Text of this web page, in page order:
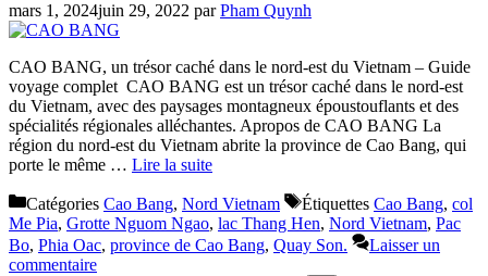
mars 1, 2024juin 29, 2022 parPham Quynh
CAO BANG, un trésor caché dans le nord-est du Vietnam – Guide
voyage complet CAO BANG est un trésor caché dans le nord-est
du Vietnam, avec des paysages montagneux époustouflants et des
spécialités régionales alléchantes. Apropos de CAO BANG La
région du nord-est du Vietnam abrite la province de Cao Bang, qui
porte le même … Lire la suite
Catégories Cao Bang, Nord Vietnam Étiquettes Cao Bang, col
Me Pia, Grotte Nguom Ngao, lac Thang Hen, Nord Vietnam, Pac
Bo, Phia Oac, province de Cao Bang, Quay Son.
Laisser un
commentaire